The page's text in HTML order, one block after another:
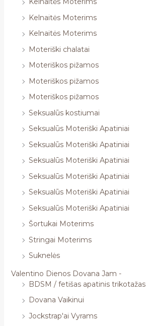
Kelnaitės Moterims
Kelnaitės Moterims
Moteriški chalatai
Moteriškos pižamos
Moteriškos pižamos
Moteriškos pižamos
Seksualūs kostiumai
Seksualūs Moteriški Apatiniai
Seksualūs Moteriški Apatiniai
Seksualūs Moteriški Apatiniai
Seksualūs Moteriški Apatiniai
Seksualūs Moteriški Apatiniai
Seksualūs Moteriški Apatiniai
Šortukai Moterims
Stringai Moterims
Suknelės
Valentino Dienos Dovana Jam -
BDSM / fetišas apatinis trikotažas
Dovana Vaikinui
Jockstrap'ai Vyrams